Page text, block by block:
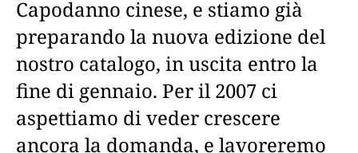
Capodanno cinese, e stiamo già
preparando la nuova edizione del
nostro catalogo, in uscita entro la
fine di gennaio. Per il 2007 ci
aspettiamo di veder crescere
ancora la domanda, e lavoreremo